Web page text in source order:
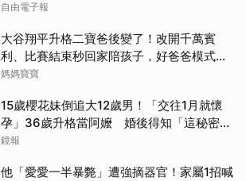
自由電子報
大谷翔平升格二寶爸後變了！改開千萬賓
利、比賽結束秒回家陪孩子，好爸爸模式全
開
媽媽寶寶
15歲櫻花妹倒追大12歲男！「交往1月就懷
孕」36歲升格當阿嬤 婚後得知「這秘密」
傻眼了
鏡報
他「愛愛一半暴斃」遭強摘器官！家屬1招喊